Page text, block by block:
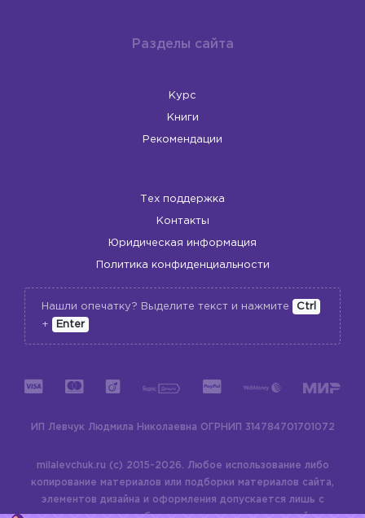
Разделы сайта
Курс
Книги
Рекомендации
Тех поддержка
Контакты
Юридическая информация
Политика конфиденциальности
Нашли опечатку? Выделите текст и нажмите
Ctrl
+
Enter
ИП Левчук Людмила Николаевна ОГРНИП 314784701701072
milalevchuk.ru (c) 2015-2026.
Любое использование либо
копирование материалов или подборки материалов сайта,
элементов дизайна и оформления допускается лишь с